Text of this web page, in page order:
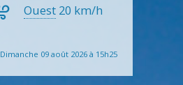
Ouest 20 km/h
Dimanche 09 août 2026 à 15h25